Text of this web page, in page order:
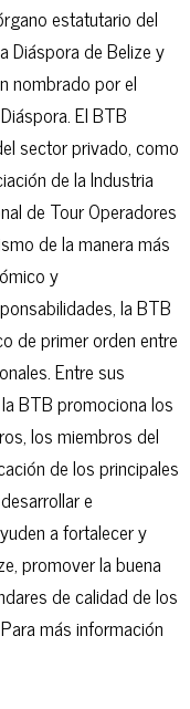
estatutario del
Diáspora de Belize y
nombrado por el
El BTB
sector privado, como
de la Industria
de Tour Operadores
de la manera más
y
la BTB
de primer orden entre
Entre sus
BTB promociona los
los miembros del
de los principales
e
a fortalecer y
promover la buena
de calidad de los
más información